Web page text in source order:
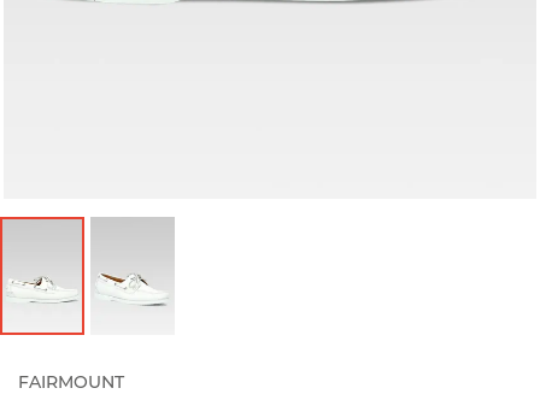
FAIRMOUNT